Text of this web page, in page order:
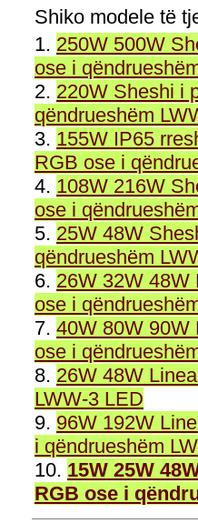
Shiko modele të
1. 250W 500W
ose i
2. 220W Sheshi i
qëndrueshëm
3. 155W IP65
RGB ose i
4. 108W 216W
ose i
5. 25W 48W
qëndrueshëm
6. 26W 32W 48W
ose i
7. 40W 80W 90W
ose i
8. 26W 48W
LWW-3 LED
9. 96W 192W
i qëndrueshëm
10. 15W 25W
RGB ose i